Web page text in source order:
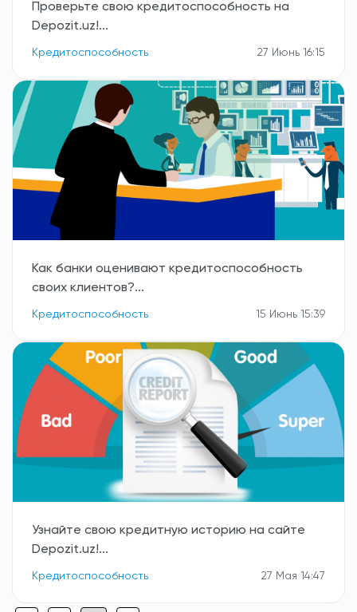
Проверьте свою кредитоспособность на
Depozit.uz!...
Кредитоспособность 27 Июнь 16:15
Как банки оценивают кредитоспособность
своих клиентов?...
Кредитоспособность 15 Июнь 15:39
Узнайте свою кредитную историю на сайте
Depozit.uz!...
Кредитоспособность 27 Мая 14:47